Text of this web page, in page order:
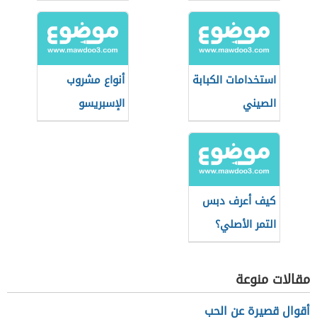
استخدامات الكبابة
الصيني
أنواع مشروب
الإسبريسو
كيف أعرف دبس
التمر الأصلي؟
مقالات منوعة
أقوال قصيرة عن الحب